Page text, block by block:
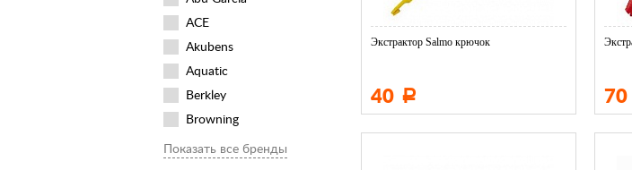
ACE
Akubens
Aquatic
Berkley
Browning
Feeder Concept
Показать все бренды
Экстрактор Salmo крючок
40 Р 70